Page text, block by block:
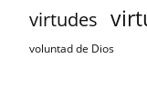
virtudes
voluntad de Dios